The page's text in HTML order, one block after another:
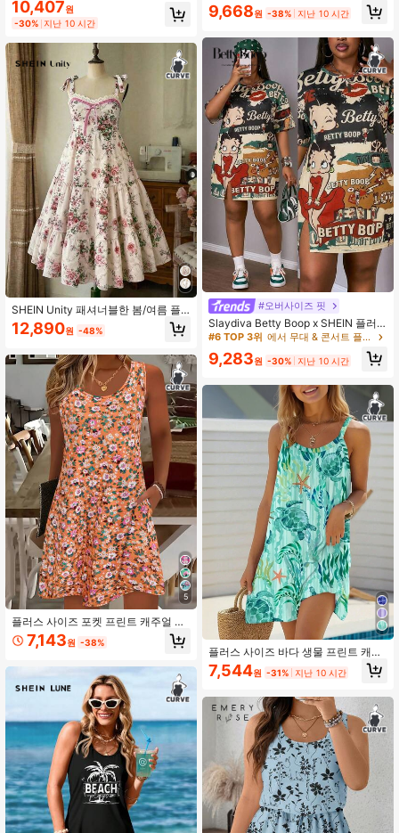
반팔 캐주얼 타이 다이 드레스
10,407원
-30% 지난 10 시간
SHEIN Unity 패셔너블한 봄/여름 플
로럴 프린트 핑크 시리즈 스파게티 스
트랩 케이크 드레스
12,890원 -48%
5
플러스 사이즈 포켓 프린트 캐주얼 드
레스, 일상복 및 휴가에 적합, 민소매
여름 드레스 우아한
7,143원 -38%
캐주얼 휴가 드레스 여름 우아한
9,668원 -38% 지난 10 시간
#오버사이즈 핏
Slaydiva Betty Boop x SHEIN 플러
스 사이즈 봄/여름 캐주얼 핑크 반팔
자인. 스트리트 스타일 여성 의류, 202
#6 TOP 3위 에서 무대 & 콘서트 플러스 사이즈 드레스
9,283원 -30% 지난 10 시간
플러스 사이즈 바다 생물 프린트 캐주
얼 여름 드레스 우아한
7,544원 -31% 지난 10 시간